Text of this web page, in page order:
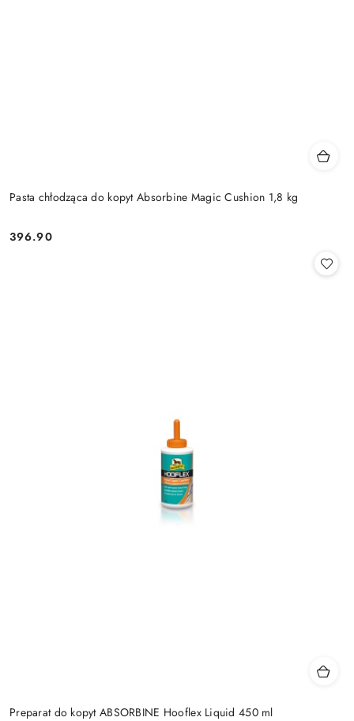
Pasta chłodząca do kopyt Absorbine Magic Cushion 1,8 kg
Cena:
396.90
Preparat do kopyt ABSORBINE Hooflex Liquid 450 ml